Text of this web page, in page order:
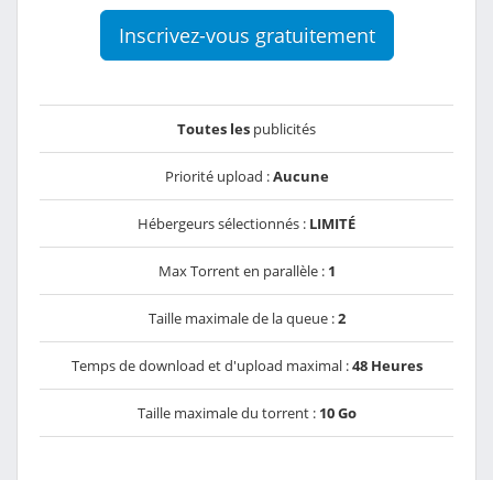
Inscrivez-vous gratuitement
Toutes les publicités
Priorité upload :Aucune
Hébergeurs sélectionnés : LIMITÉ
Max Torrent en parallèle : 1
Taille maximale de la queue :2
Temps de download et d'upload maximal :48 Heures
Taille maximale du torrent : 10 Go